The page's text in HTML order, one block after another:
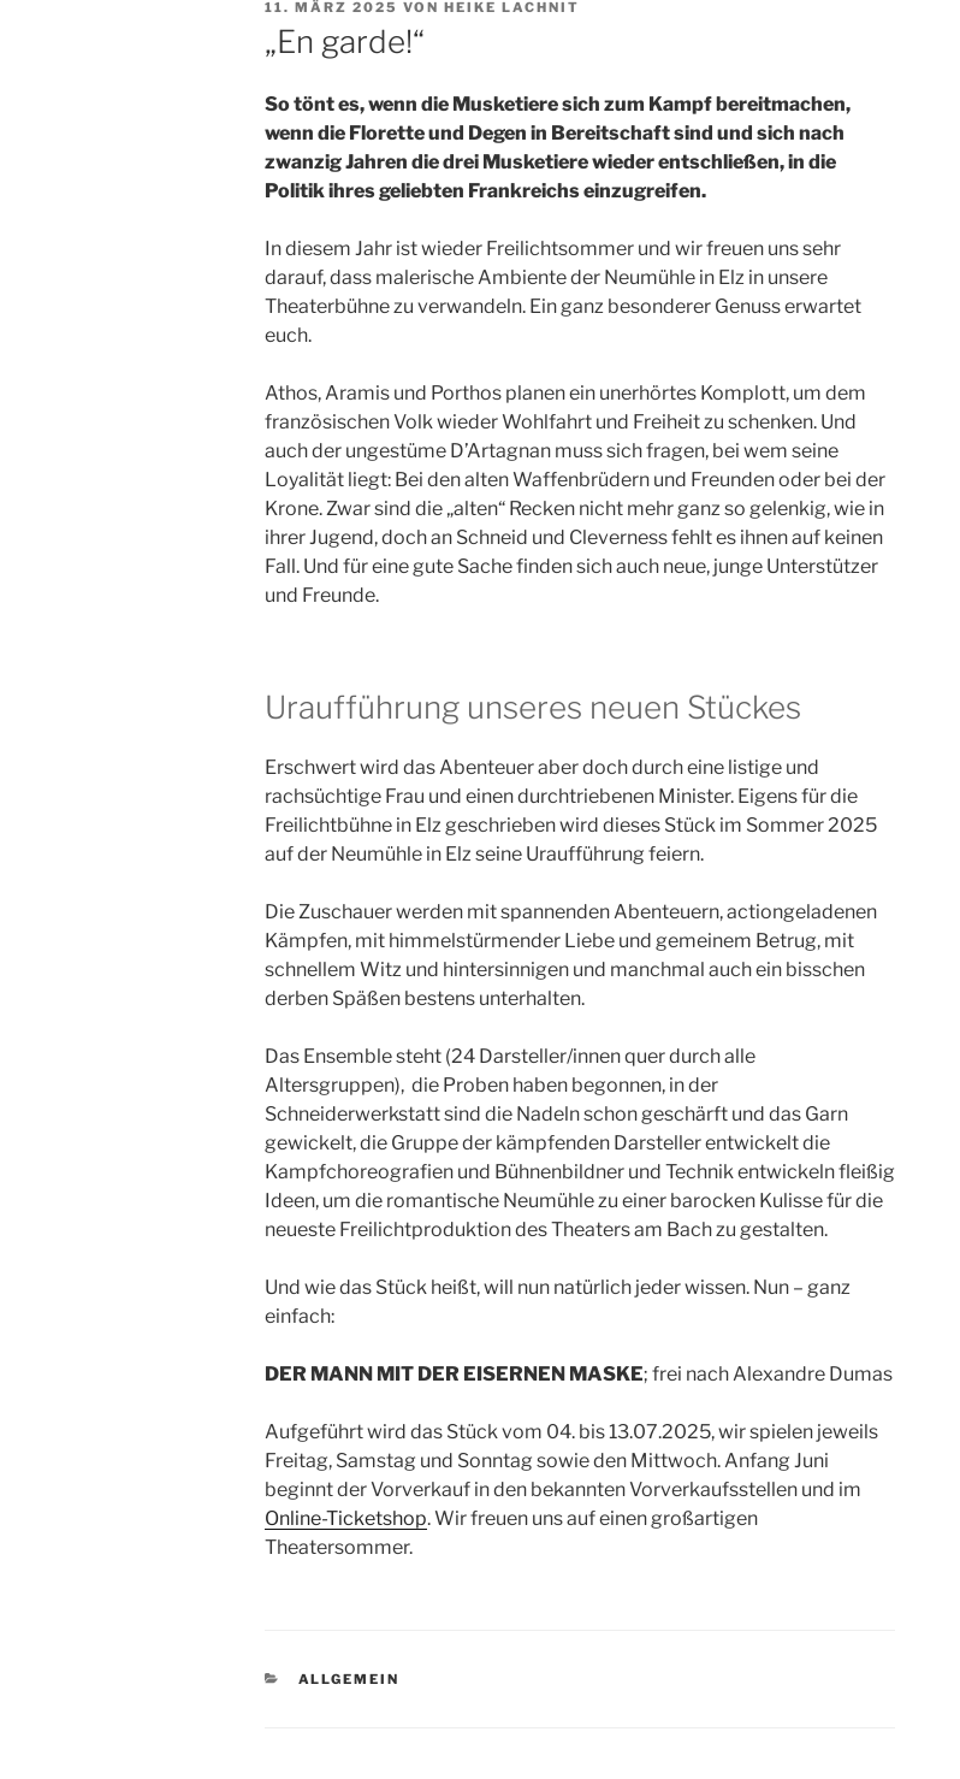
VERÖFFENTLICHT
AM
11. MÄRZ 2025 VON HEIKE LACHNIT
„En garde!“
So tönt es, wenn die Musketiere sich zum Kampf bereitmachen,
wenn die Florette und Degen in Bereitschaft sind und sich nach
zwanzig Jahren die drei Musketiere wieder entschließen, in die
Politik ihres geliebten Frankreichs einzugreifen.
In diesem Jahr ist wieder Freilichtsommer und wir freuen uns sehr
darauf, dass malerische Ambiente der Neumühle in Elz in unsere
Theaterbühne zu verwandeln. Ein ganz besonderer Genuss erwartet
euch.
Athos, Aramis und Porthos planen ein unerhörtes Komplott, um dem
französischen Volk wieder Wohlfahrt und Freiheit zu schenken. Und
auch der ungestüme D’Artagnan muss sich fragen, bei wem seine
Loyalität liegt: Bei den alten Waffenbrüdern und Freunden oder bei der
Krone. Zwar sind die „alten“ Recken nicht mehr ganz so gelenkig, wie in
ihrer Jugend, doch an Schneid und Cleverness fehlt es ihnen auf keinen
Fall. Und für eine gute Sache finden sich auch neue, junge Unterstützer
und Freunde.
Uraufführung unseres neuen Stückes
Erschwert wird das Abenteuer aber doch durch eine listige und
rachsüchtige Frau und einen durchtriebenen Minister. Eigens für die
Freilichtbühne in Elz geschrieben wird dieses Stück im Sommer 2025
auf der Neumühle in Elz seine Uraufführung feiern.
Die Zuschauer werden mit spannenden Abenteuern, actiongeladenen
Kämpfen, mit himmelstürmender Liebe und gemeinem Betrug, mit
schnellem Witz und hintersinnigen und manchmal auch ein bisschen
derben Späßen bestens unterhalten.
Das Ensemble steht (24 Darsteller/innen quer durch alle
Altersgruppen), die Proben haben begonnen, in der
Schneiderwerkstatt sind die Nadeln schon geschärft und das Garn
gewickelt, die Gruppe der kämpfenden Darsteller entwickelt die
Kampfchoreografien und Bühnenbildner und Technik entwickeln fleißig
Ideen, um die romantische Neumühle zu einer barocken Kulisse für die
neueste Freilichtproduktion des Theaters am Bach zu gestalten.
Und wie das Stück heißt, will nun natürlich jeder wissen. Nun – ganz
einfach:
DER MANN MIT DER EISERNEN MASKE; frei nach Alexandre Dumas
Aufgeführt wird das Stück vom 04. bis 13.07.2025, wir spielen jeweils
Freitag, Samstag und Sonntag sowie den Mittwoch. Anfang Juni
beginnt der Vorverkauf in den bekannten Vorverkaufsstellen und im
Online-Ticketshop. Wir freuen uns auf einen großartigen
Theatersommer.
KATEGORIEN
ALLGEMEIN